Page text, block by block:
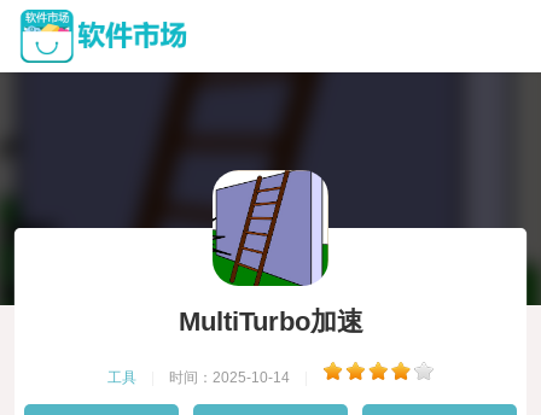
MultiTurbo加速
工具 时间：2025-10-14